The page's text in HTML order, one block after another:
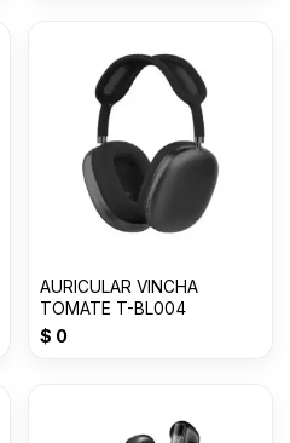
AURICULAR VINCHA
TOMATE T-BL004
$ 0